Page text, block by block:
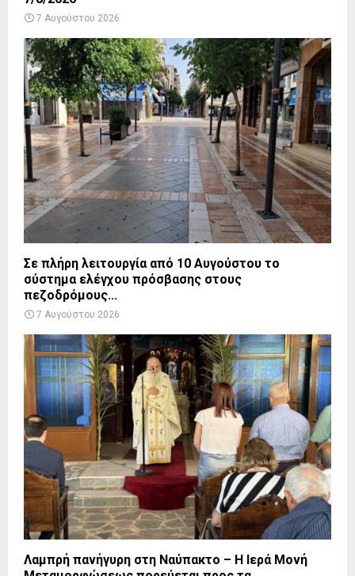
7 Αυγούστου 2026
Σε πλήρη λειτουργία από 10 Αυγούστου το
σύστημα ελέγχου πρόσβασης στους
πεζοδρόμους...
7 Αυγούστου 2026
Λαμπρή πανήγυρη στη Ναύπακτο – Η Ιερά Μονή